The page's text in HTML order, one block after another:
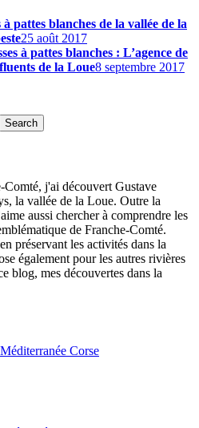
à pattes blanches de la vallée de la
25 août 2017
à pattes blanches : L’agence de
de la Loue8 septembre 2017
Comté, j'ai découvert Gustave
la vallée de la Loue. Outre la
aussi chercher à comprendre les
de Franche-Comté.
préservant les activités dans la
également pour les autres rivières
blog, mes découvertes dans la
Corse